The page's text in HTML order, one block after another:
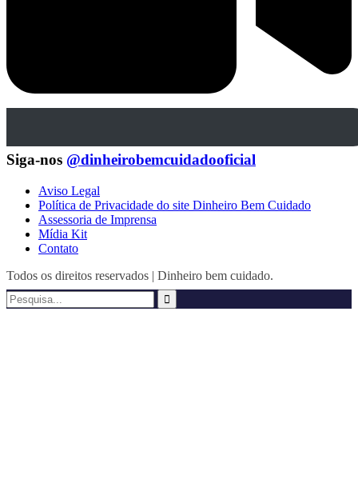
Siga-nos @dinheirobemcuidadooficial
Aviso Legal
Política de Privacidade do site Dinheiro Bem Cuidado
Assessoria de Imprensa
Mídia Kit
Contato
Todos os direitos reservados | Dinheiro bem cuidado.